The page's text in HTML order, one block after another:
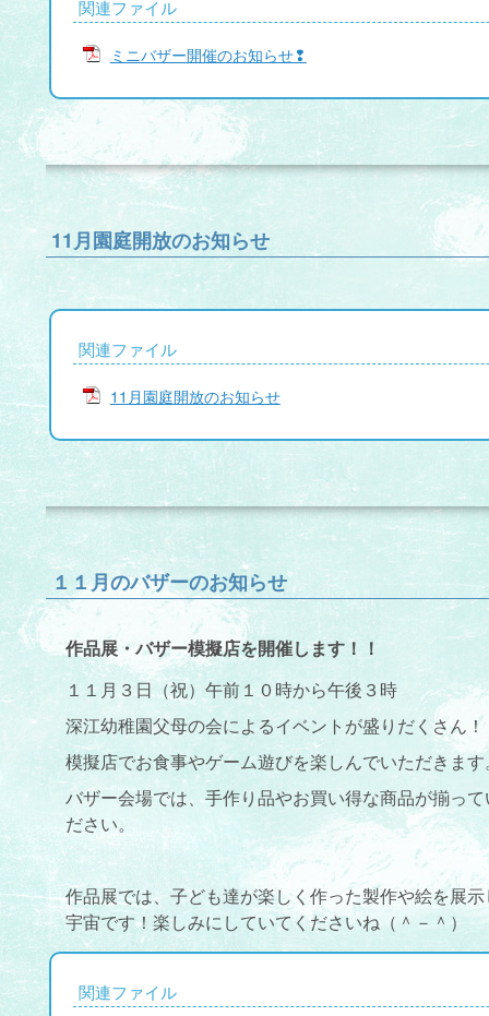
関連ファイル
ミニバザー開催のお知らせ❢
11月園庭開放のお知らせ
関連ファイル
11月園庭開放のお知らせ
１１月のバザーのお知らせ
作品展・バザー模擬店を開催します！！
１１月３日（祝）午前１０時から午後３時
深江幼稚園父母の会によるイベントが盛りだくさん！
模擬店でお食事やゲーム遊びを楽しんでいただきます
バザー会場では、手作り品やお買い得な商品が揃っ
ださい。
作品展では、子ども達が楽しく作った製作や絵を展
宇宙です！楽しみにしていてくださいね（＾－＾）
関連ファイル